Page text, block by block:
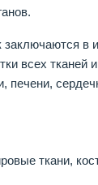
в
всех тканей
печени,
ткани,